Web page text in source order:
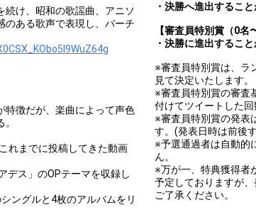
続け、昭和の歌謡曲、アニソ
のある歌声で表現し、バーチ
特徴だが、楽曲によって声色
れまでに投稿してきた動画
デス」のOPテーマを収録し
ングルと4枚のアルバムをリ
・決勝へ進出すること
【審査員特別賞（0名
・決勝に進出すること
※審査員特別賞は、ラ
見て決定いたします。
※審査員特別賞の審査
付けてツイートした回
※審査員特別賞の発表
す。(発表日時は前後
※予選通過者は自動的
ん。
※万が一、特典獲得者
予定しておりますが
ご了承ください。